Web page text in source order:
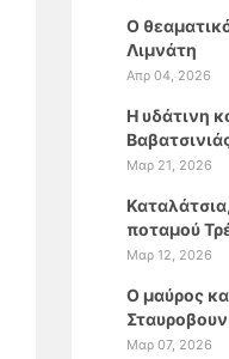
Ο
Λιμνάτη
Απρ 04, 2026
Η υδάτινη
Μαρ 21, 2026
ποταμού
Μαρ 12, 2026
Ο μαύρος
Μαρ 07, 2026